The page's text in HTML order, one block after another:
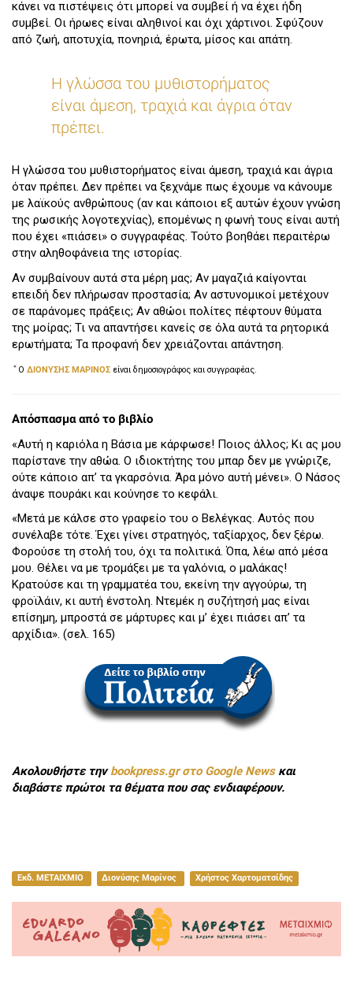
κάνει να πιστέψεις ότι μπορεί να συμβεί ή να έχει ήδη
συμβεί. Οι ήρωες είναι αληθινοί και όχι χάρτινοι. Σφύζουν
από ζωή, αποτυχία, πονηριά, έρωτα, μίσος και απάτη.
Η γλώσσα του μυθιστορήματος
είναι άμεση, τραχιά και άγρια όταν
πρέπει.
Η γλώσσα του μυθιστορήματος είναι άμεση, τραχιά και άγρια
όταν πρέπει. Δεν πρέπει να ξεχνάμε πως έχουμε να κάνουμε
με λαϊκούς ανθρώπους (αν και κάποιοι εξ αυτών έχουν γνώση
της ρωσικής λογοτεχνίας), επομένως η φωνή τους είναι αυτή
που έχει «πιάσει» ο συγγραφέας. Τούτο βοηθάει περαιτέρω
στην αληθοφάνεια της ιστορίας.
Αν συμβαίνουν αυτά στα μέρη μας; Αν μαγαζιά καίγονται
επειδή δεν πλήρωσαν προστασία; Αν αστυνομικοί μετέχουν
σε παράνομες πράξεις; Αν αθώοι πολίτες πέφτουν θύματα
της μοίρας; Τι να απαντήσει κανείς σε όλα αυτά τα ρητορικά
ερωτήματα; Τα προφανή δεν χρειάζονται απάντηση.
＊ Ο ΔΙΟΝΥΣΗΣ ΜΑΡΙΝΟΣ είναι δημοσιογράφος και συγγραφέας.
Απόσπασμα από το βιβλίο
«Αυτή η καριόλα η Βάσια με κάρφωσε! Ποιος άλλος; Κι ας μου
παρίστανε την αθώα. Ο ιδιοκτήτης του μπαρ δεν με γνώριζε,
ούτε κάποιο απ’ τα γκαρσόνια. Άρα μόνο αυτή μένει». Ο Νάσος
άναψε πουράκι και κούνησε το κεφάλι.
«Μετά με κάλσε στο γραφείο του ο Βελέγκας. Αυτός που
συνέλαβε τότε. Έχει γίνει στρατηγός, ταξίαρχος, δεν ξέρω.
Φορούσε τη στολή του, όχι τα πολιτικά. Όπα, λέω από μέσα
μου. Θέλει να με τρομάξει με τα γαλόνια, ο μαλάκας!
Κρατούσε και τη γραμματέα του, εκείνη την αγγούρω, τη
φροϊλάιν, κι αυτή ένστολη. Ντεμέκ η συζήτησή μας είναι
επίσημη, μπροστά σε μάρτυρες και μ’ έχει πιάσει απ’ τα
αρχίδια». (σελ. 165)
Ακολουθήστε τηνbookpress.gr στο Google Newsκαι
διαβάστε πρώτοι τα θέματα που σας ενδιαφέρουν.
Εκδ. ΜΕΤΑΙΧΜΙΟ Διονύσης Μαρίνος Χρήστος Χαρτοματσίδης